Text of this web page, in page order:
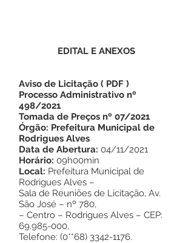
EDITAL E ANEXOS
Aviso de Licitação ( PDF )
Processo Administrativo nº
498/2021
Tomada de Preços nº 07/2021
Órgão: Prefeitura Municipal de
Rodrigues Alves
Data de Abertura: 04/11/2021
Horário: 09h00min
Local: Prefeitura Municipal de
Rodrigues Alves –
Sala de Reuniões de Licitação, Av.
São José – nº 780,
– Centro – Rodrigues Alves – CEP:
69.985-000,
Telefone: (0**68) 3342-1176.